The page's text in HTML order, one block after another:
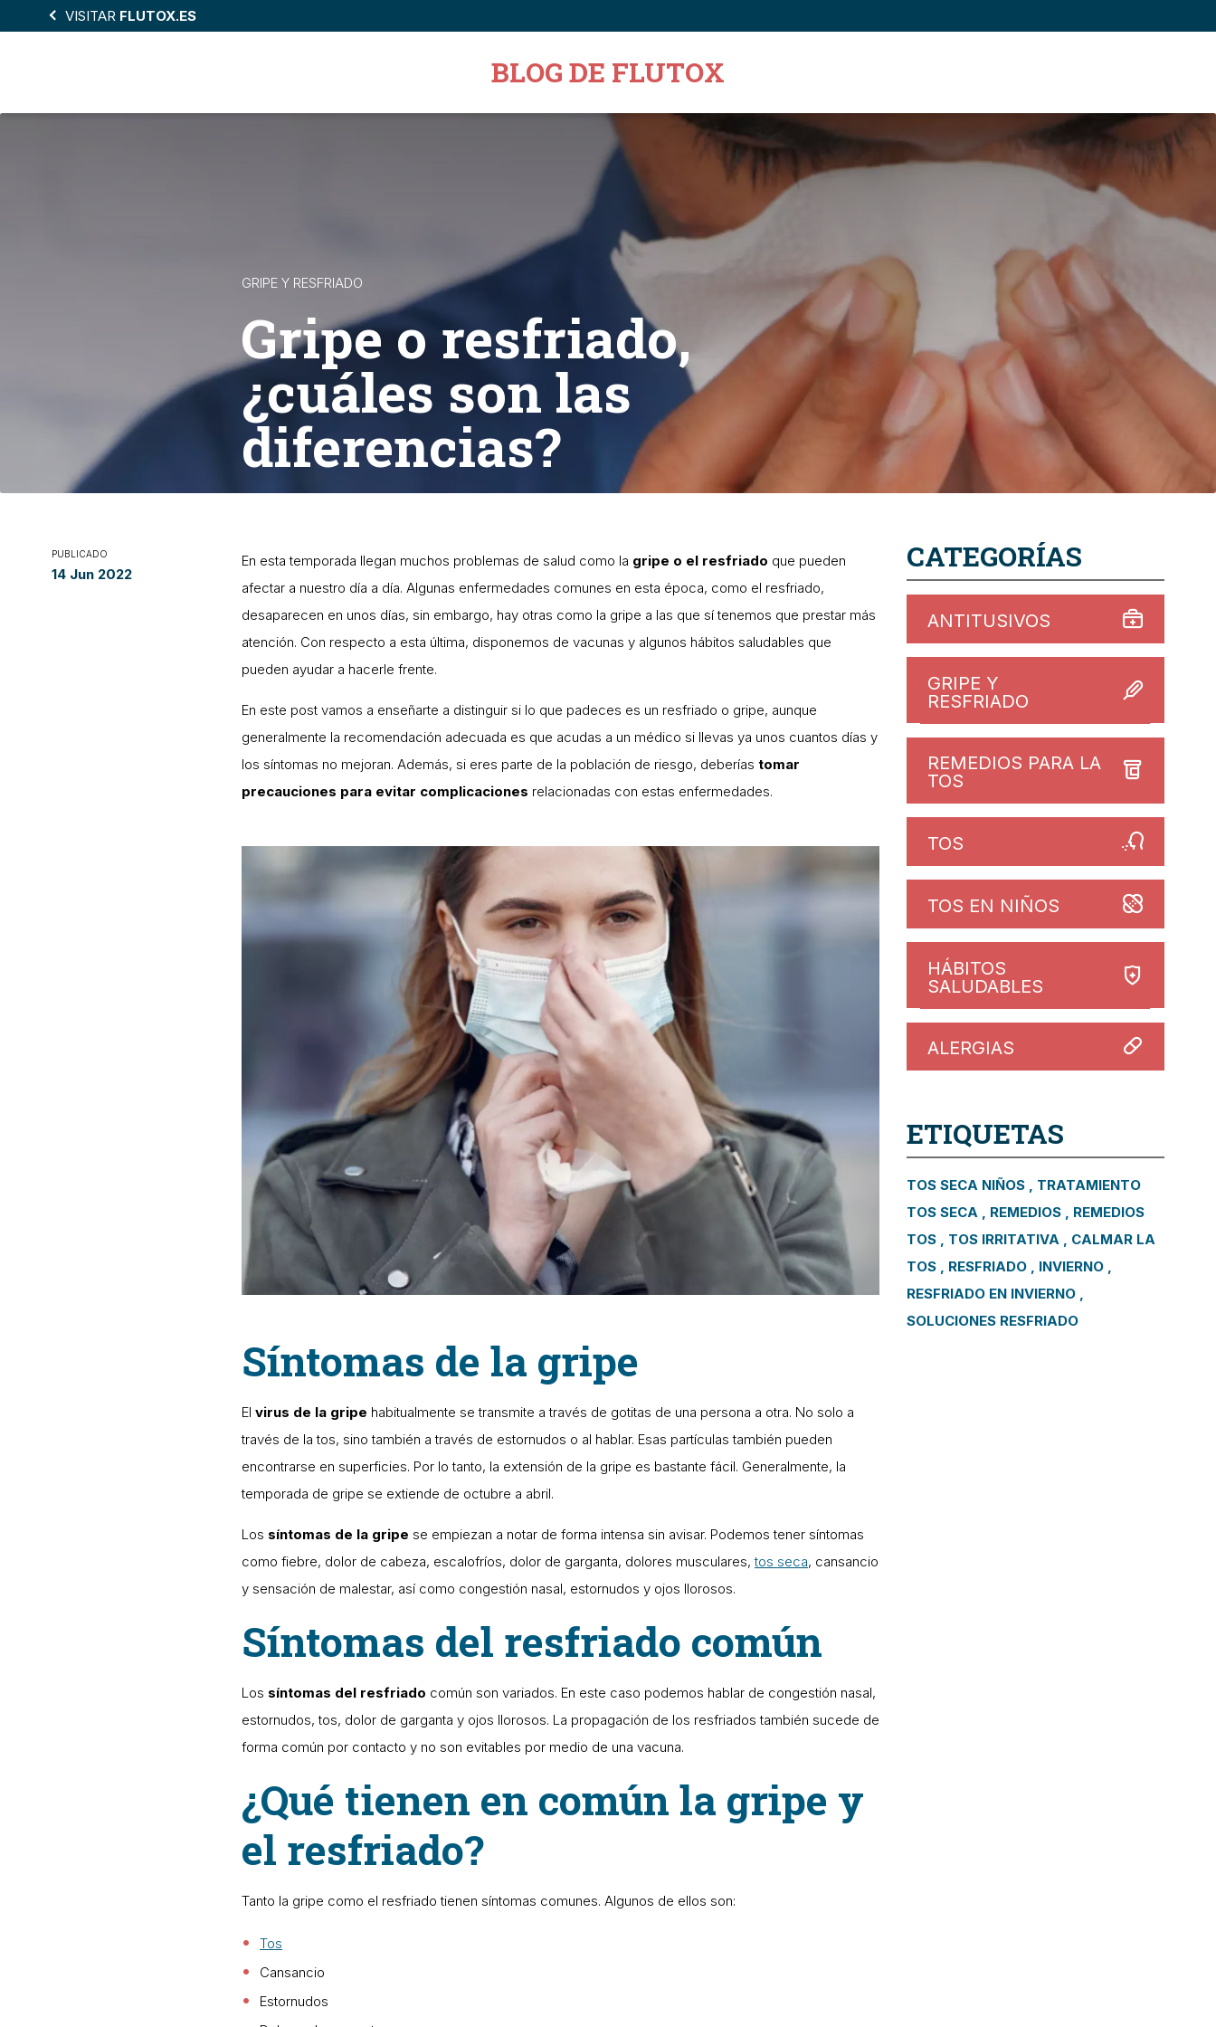
VISITAR FLUTOX.ES
BLOG DE FLUTOX
GRIPE Y RESFRIADO
Gripe o resfriado,
¿cuáles son las
diferencias?
PUBLICADO
14 Jun 2022
En esta temporada llegan muchos problemas de salud como la gripe o el resfriado que pueden
afectar a nuestro día a día. Algunas enfermedades comunes en esta época, como el resfriado,
desaparecen en unos días, sin embargo, hay otras como la gripe a las que sí tenemos que prestar más
atención. Con respecto a esta última, disponemos de vacunas y algunos hábitos saludables que
pueden ayudar a hacerle frente.
En este post vamos a enseñarte a distinguir si lo que padeces es un resfriado o gripe, aunque
generalmente la recomendación adecuada es que acudas a un médico si llevas ya unos cuantos días y
los síntomas no mejoran. Además, si eres parte de la población de riesgo, deberías tomar
precauciones para evitar complicaciones relacionadas con estas enfermedades.
Síntomas de la gripe
El virus de la gripe habitualmente se transmite a través de gotitas de una persona a otra. No solo a
través de la tos, sino también a través de estornudos o al hablar. Esas partículas también pueden
encontrarse en superficies. Por lo tanto, la extensión de la gripe es bastante fácil. Generalmente, la
temporada de gripe se extiende de octubre a abril.
Los síntomas de la gripe se empiezan a notar de forma intensa sin avisar. Podemos tener síntomas
como fiebre, dolor de cabeza, escalofríos, dolor de garganta, dolores musculares,tos seca, cansancio
y sensación de malestar, así como congestión nasal, estornudos y ojos llorosos.
Síntomas del resfriado común
Los síntomas del resfriado común son variados. En este caso podemos hablar de congestión nasal,
estornudos, tos, dolor de garganta y ojos llorosos. La propagación de los resfriados también sucede de
forma común por contacto y no son evitables por medio de una vacuna.
¿Qué tienen en común la gripe y
el resfriado?
Tanto la gripe como el resfriado tienen síntomas comunes. Algunos de ellos son:
Tos
Cansancio
Estornudos
CATEGORÍAS
ANTITUSIVOS
GRIPE Y
RESFRIADO
REMEDIOS PARA LA
TOS
TOS
TOS EN NIÑOS
HÁBITOS
SALUDABLES
ALERGIAS
ETIQUETAS
TOS SECA NIÑOS
TRATAMIENTO
TOS SECA
REMEDIOS
REMEDIOS
TOS
TOS IRRITATIVA
CALMAR LA
TOS
RESFRIADO
INVIERNO
RESFRIADO EN INVIERNO
SOLUCIONES RESFRIADO